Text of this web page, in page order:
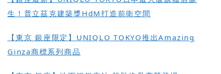
生！普立茲克建築獎HdM打造前衛空間
【東京 銀座限定】UNIQLO TOKYO推出Amazing
Ginza商標系列商品